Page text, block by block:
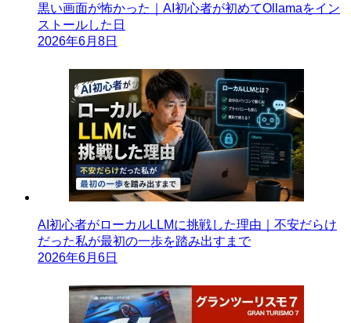
黒い画面が怖かった｜AI初心者が初めてOllamaをイン
ストールした日
2026年6月8日
AI初心者がローカルLLMに挑戦した理由｜不安だらけ
だった私が最初の一歩を踏み出すまで
2026年6月6日